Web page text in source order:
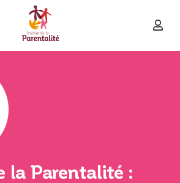
la Parentalité :